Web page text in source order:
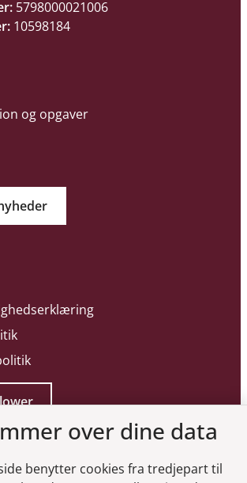
5798000021006
10598184
og opgaver
over dine data
benytter cookies fra tredjepart til